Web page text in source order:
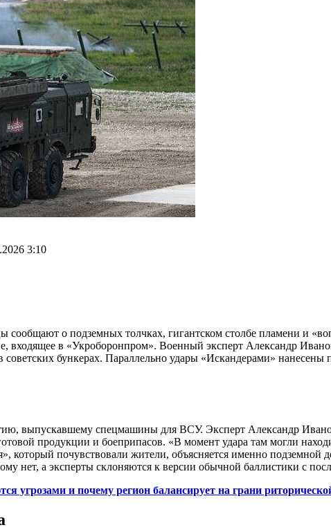
3:10
о подземных толчках, гигантском столбе пламени и
в «Укроборонпром». Военный эксперт Александр
бункерах. Параллельно удары «Искандерами»
выпускавшему спецмашины для ВСУ. Эксперт Александр
продукции и боеприпасов. «В момент удара там могли
который почувствовали жители, объясняется именно подземной
нет, а эксперты склоняются к версии обычной баллистики с
угрозами и почему регион балансирует на грани